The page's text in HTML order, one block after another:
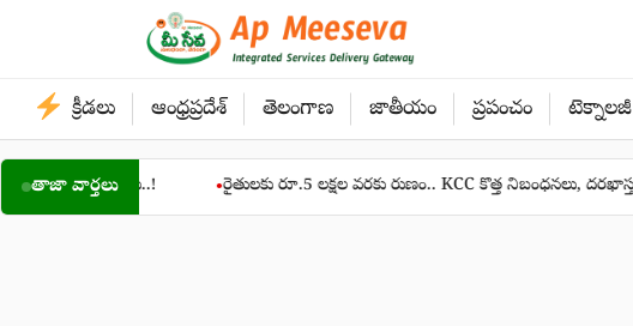
క్రీడలు ఆంధ్రప్రదేశ్ తెలంగాణ జాతీయం ప్రపంచం టెక్నాలజీ
తాజా వార్తలు ●రైతులకు రూ.5 లక్షల వరకు రుణం.. KCC కొత్త నిబంధనలు, దరఖాస్తు విధానం